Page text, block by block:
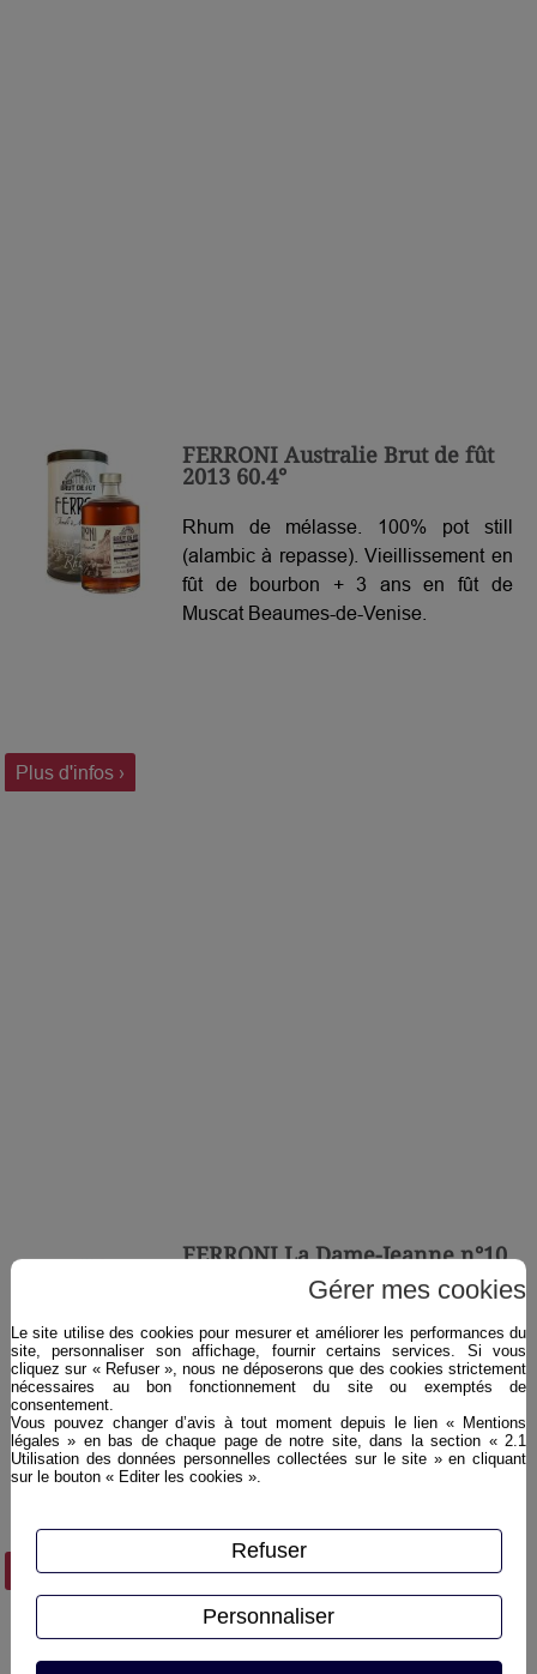
FERRONI Australie Brut de fût
2013 60.4°
Rhum de mélasse. 100% pot still
(alambic à repasse). Vieillissement en
fût de bourbon + 3 ans en fût de
Muscat Beaumes-de-Venise.
Plus d'infos ›
FERRONI La Dame-Jeanne n°10
Rhum de pur jus de canne 57%, issu
d’une double distillation. Rhum ultra
végétal, marqué par les arômes
d’herbe sèche.
Plus d'infos ›
Gérer mes cookies
Le site utilise des cookies pour mesurer et améliorer les performances du
site, personnaliser son affichage, fournir certains services. Si vous
cliquez sur « Refuser », nous ne déposerons que des cookies strictement
nécessaires au bon fonctionnement du site ou exemptés de
consentement.
Vous pouvez changer d’avis à tout moment depuis le lien « Mentions
légales » en bas de chaque page de notre site, dans la section « 2.1
Utilisation des données personnelles collectées sur le site » en cliquant
sur le bouton « Editer les cookies ».
Refuser
Personnaliser